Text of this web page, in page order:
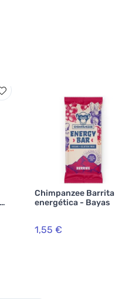
Chimpanzee Barrita
energética - Bayas
1,55 €